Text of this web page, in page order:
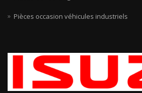
Pièces occasion véhicules industriels